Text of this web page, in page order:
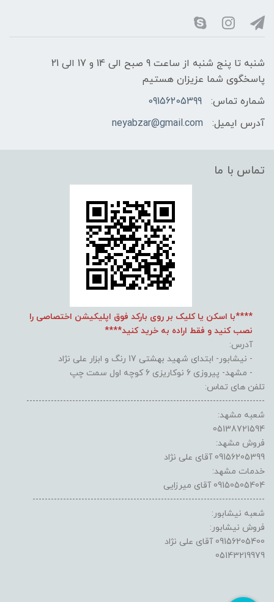
شنبه تا پنج شنبه از ساعت 9 صبح الی 14 و 17 الی 21
پاسخگوی شما عزیزان هستیم
شماره تماس:
09156205399
آدرس ایمیل:
neyabzar@gmail.com
تماس با ما
****با اسکن یا کلیک بر روی بارکد فوق اپلیکیشن اختصاصی را
نصب کنید و فقط اراده به خرید کنید****
آدرس:
- نیشابور- ابتدای شهید بهشتی 17 رنگ و ابزار علی نژاد
- مشهد- پیروزی 6 نوکاریزی 6 کوچه اول سمت چپ
تلفن های تماس:
------------------------------------------------------------------------------
شعبه مشهد:
05138721594
فروش مشهد:
09156205399 آقای علی نژاد
خدمات مشهد:
09150505404 آقای میرزایی
----------------------------------------------------------------------------
شعبه نیشابور:
فروش نیشابور:
09156205400 آقای علی نژاد
05143219979